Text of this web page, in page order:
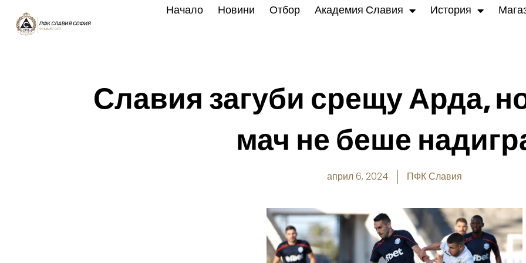
content
Начало Новини Отбор Академия Славия История
Славия загуби срещу Арда,
мач не беше
април 6, 2024 ПФК Славия